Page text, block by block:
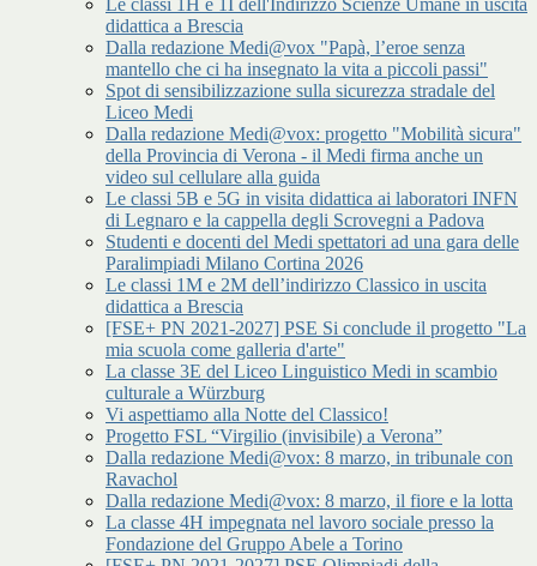
Le classi 1H e 1I dell'Indirizzo Scienze Umane in uscita
didattica a Brescia
Dalla redazione Medi@vox "Papà, l’eroe senza
mantello che ci ha insegnato la vita a piccoli passi"
Spot di sensibilizzazione sulla sicurezza stradale del
Liceo Medi
Dalla redazione Medi@vox: progetto "Mobilità sicura"
della Provincia di Verona - il Medi firma anche un
video sul cellulare alla guida
Le classi 5B e 5G in visita didattica ai laboratori INFN
di Legnaro e la cappella degli Scrovegni a Padova
Studenti e docenti del Medi spettatori ad una gara delle
Paralimpiadi Milano Cortina 2026
Le classi 1M e 2M dell’indirizzo Classico in uscita
didattica a Brescia
[FSE+ PN 2021-2027] PSE Si conclude il progetto "La
mia scuola come galleria d'arte"
La classe 3E del Liceo Linguistico Medi in scambio
culturale a Würzburg
Vi aspettiamo alla Notte del Classico!
Progetto FSL “Virgilio (invisibile) a Verona”
Dalla redazione Medi@vox: 8 marzo, in tribunale con
Ravachol
Dalla redazione Medi@vox: 8 marzo, il fiore e la lotta
La classe 4H impegnata nel lavoro sociale presso la
Fondazione del Gruppo Abele a Torino